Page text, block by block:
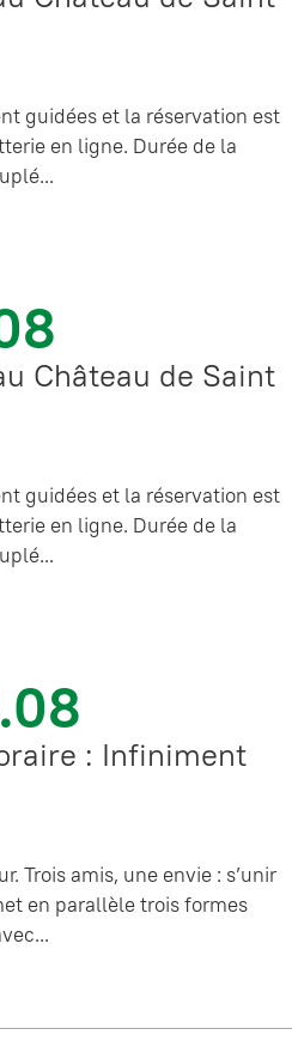
guidées et la réservation est
en ligne. Durée de la
Château de Saint
guidées et la réservation est
en ligne. Durée de la
: Infiniment
Trois amis, une envie : s’unir
en parallèle trois formes